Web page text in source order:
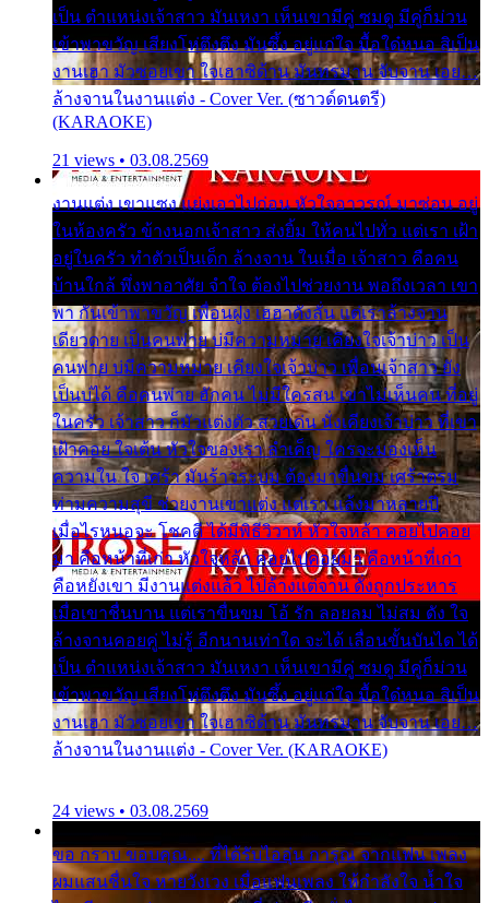
เป็น ตำแหน่งเจ้าสาว มันเหงา เห็นเขามีคู่ ซมดู มีคู่ก็ม่วน
เข้าพาขวัญ เสียงโห่ตึงตึง มันซึ้ง อยู่แก่ใจ มื้อใด๋หนอ สิเป็น
งานเฮา มัวซอยเขา ใจเฮาซิด้าน มันทรมาน จับจาน เอย…
ล้างจานในงานแต่ง - Cover Ver. (ซาวด์ดนตรี)
(KARAOKE)
21 views • 03.08.2569
งานแต่ง เขาแซง แย่งเอาไปก่อน หัวใจอาวรณ์ มาซ่อน อยู่
ในห้องครัว ข้างนอกเจ้าสาว ส่งยิ้ม ให้คนไปทั่ว แต่เรา เฝ้า
อยู่ในครัว ทำตัวเป็นเด็ก ล้างจาน ในเมื่อ เจ้าสาว คือคน
บ้านใกล้ พึ่งพาอาศัย จำใจ ต้องไปช่วยงาน พอถึงเวลา เขา
พา กันเข้าพาขวัญ เพื่อนฝูง เฮฮาดังลั่น แต่เราล้างจาน
เดียวดาย เป็นคนพ่าย บ่มีความหมาย เคียงใจเจ้าบ่าว เป็น
คนพ่าย บ่มีความหมาย เคียงใจเจ้าบ่าว เพื่อนเจ้าสาว ยัง
เป็นบ่ได้ คือคนพ่าย ฮักคน ไม่มีใครสน เขาไม่เห็นคน ที่อยู่
ในครัว เจ้าสาว ก็มัวแต่งตัว สวยเด่น นั่งเคียงเจ้าบ่าว ที่เขา
เฝ้าคอย ใจเต้น หัวใจของเรา ลำเค็ญ ใครจะมองเห็น
ความใน ใจ เศร้า มันร้าวระบม ต้องมาขื่นขม เศร้าตรม
ท่ามความสุขี ช่วยงานเขาแต่ง แต่เรา แล้งมาหลายปี
เมื่อไรหนอจะ โชคดี ได้มีพิธีวิวาห์ หัวใจหล้า คอยไปคอย
มา คือหน้าที่เก่า หัวใจหล้า คอยไปคอยมา คือหน้าที่เก่า
คือหยังเขา มีงานแต่งแล้ว ไปล้างแต่จาน ดั่งถูกประหาร
เมื่อเขาชื่นบาน แต่เราขื่นขม โอ้ รัก ลอยลม ไม่สม ดัง ใจ
ล้างจานคอยคู่ ไม่รู้ อีกนานเท่าใด จะได้ เลื่อนขั้นบันได ได้
เป็น ตำแหน่งเจ้าสาว มันเหงา เห็นเขามีคู่ ซมดู มีคู่ก็ม่วน
เข้าพาขวัญ เสียงโห่ตึงตึง มันซึ้ง อยู่แก่ใจ มื้อใด๋หนอ สิเป็น
งานเฮา มัวซอยเขา ใจเฮาซิด้าน มันทรมาน จับจาน เอย…
ล้างจานในงานแต่ง - Cover Ver. (KARAOKE)
24 views • 03.08.2569
ขอ กราบ ขอบคุณ.... ที่ได้รับไออุ่น การุณ จากแฟน เพลง
ผมแสนชื่นใจ หายวังเวง เมื่อแฟนเพลง ให้กำลังใจ น้ำใจ